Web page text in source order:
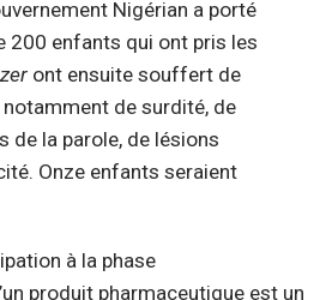
Nigérian a porté
200 enfants qui ont pris les
ont ensuite souffert de
de surdité, de
de la parole, de lésions
Onze enfants seraient
à la phase
produit pharmaceutique est un